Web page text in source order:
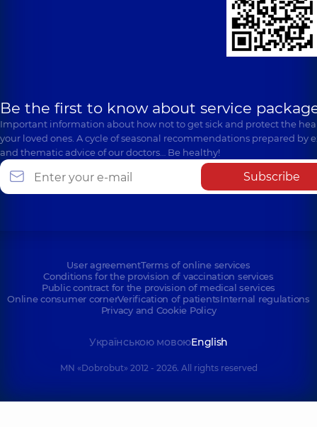
Be the first to know about service
Important information about how not to get sick and protect the
your loved ones. A cycle of seasonal recommendations prepared by
and thematic advice of our doctors… Be healthy!
Subscribe
User agreementTerms of online services
Conditions for the provision of vaccination services
Public contract for the provision of medical services
Online consumer cornerVerification of patientsInternal regulations
Privacy and Cookie Policy
Українською мовоюEnglish
MN «Dobrobut» 2012 - 2026. All rights reserved